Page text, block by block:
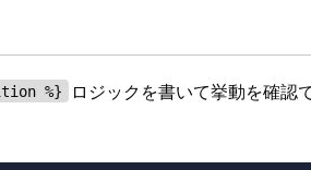
%}
ロジックを書いて挙動を確認